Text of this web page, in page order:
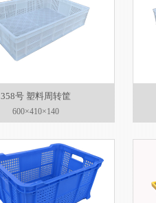
358号 塑料周转筐
600×410×140